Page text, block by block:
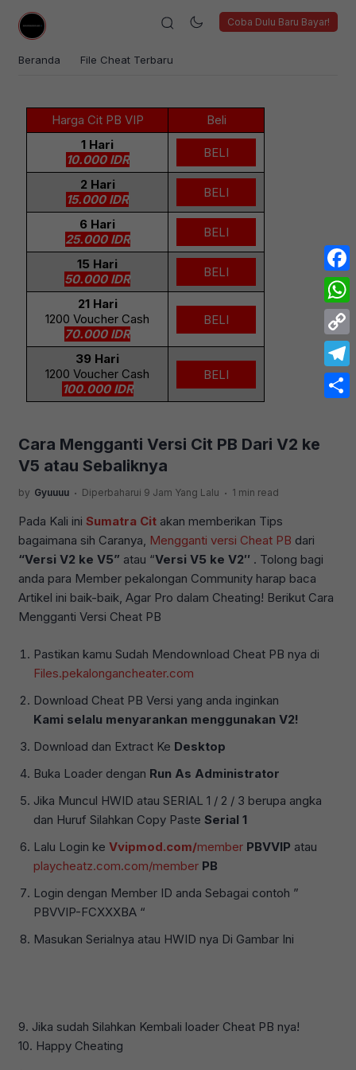
Coba Dulu Baru Bayar!
Beranda File Cheat Terbaru
Harga Cit PB VIP
Beli
1 Hari
10.000 IDR
BELI
2 Hari
15.000 IDR
BELI
6 Hari
25.000 IDR
BELI
15 Hari
50.000 IDR
BELI
21 Hari
1200 Voucher Cash
70.000 IDR
BELI
39 Hari
1200 Voucher Cash
100.000 IDR
BELI
Cara Mengganti Versi Cit PB Dari V2 ke
V5 atau Sebaliknya
by Gyuuuu . Diperbaharui 9 Jam Yang Lalu . 1 min read
Pada Kali ini Sumatra Cit akan memberikan Tips
bagaimana sih Caranya, Mengganti versi Cheat PB dari
“Versi V2 ke V5” atau “Versi V5 ke V2″ . Tolong bagi
anda para Member pekalongan Community harap baca
Artikel ini baik-baik, Agar Pro dalam Cheating! Berikut Cara
Mengganti Versi Cheat PB
Pastikan kamu Sudah Mendownload Cheat PB nya di
Files.pekalongancheater.com
Download Cheat PB Versi yang anda inginkan
Kami selalu menyarankan menggunakan V2!
Download dan Extract Ke Desktop
Buka Loader dengan Run As Administrator
Jika Muncul HWID atau SERIAL 1 / 2 / 3 berupa angka
dan Huruf Silahkan Copy PasteSerial 1
Lalu Login keVvipmod.com/member PBVVIP atau
playcheatz.com.com/member PB
Login dengan Member ID anda Sebagai contoh ”
PBVVIP-FCXXXBA “
Masukan Serialnya atau HWID nya Di Gambar Ini
9. Jika sudah Silahkan Kembali loader Cheat PB nya!
10. Happy Cheating
Copy
Link